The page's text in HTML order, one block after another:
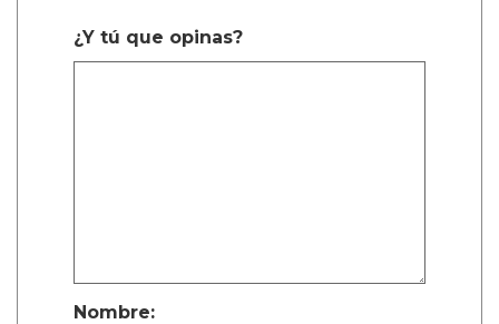
¿Y tú que opinas?
Nombre: